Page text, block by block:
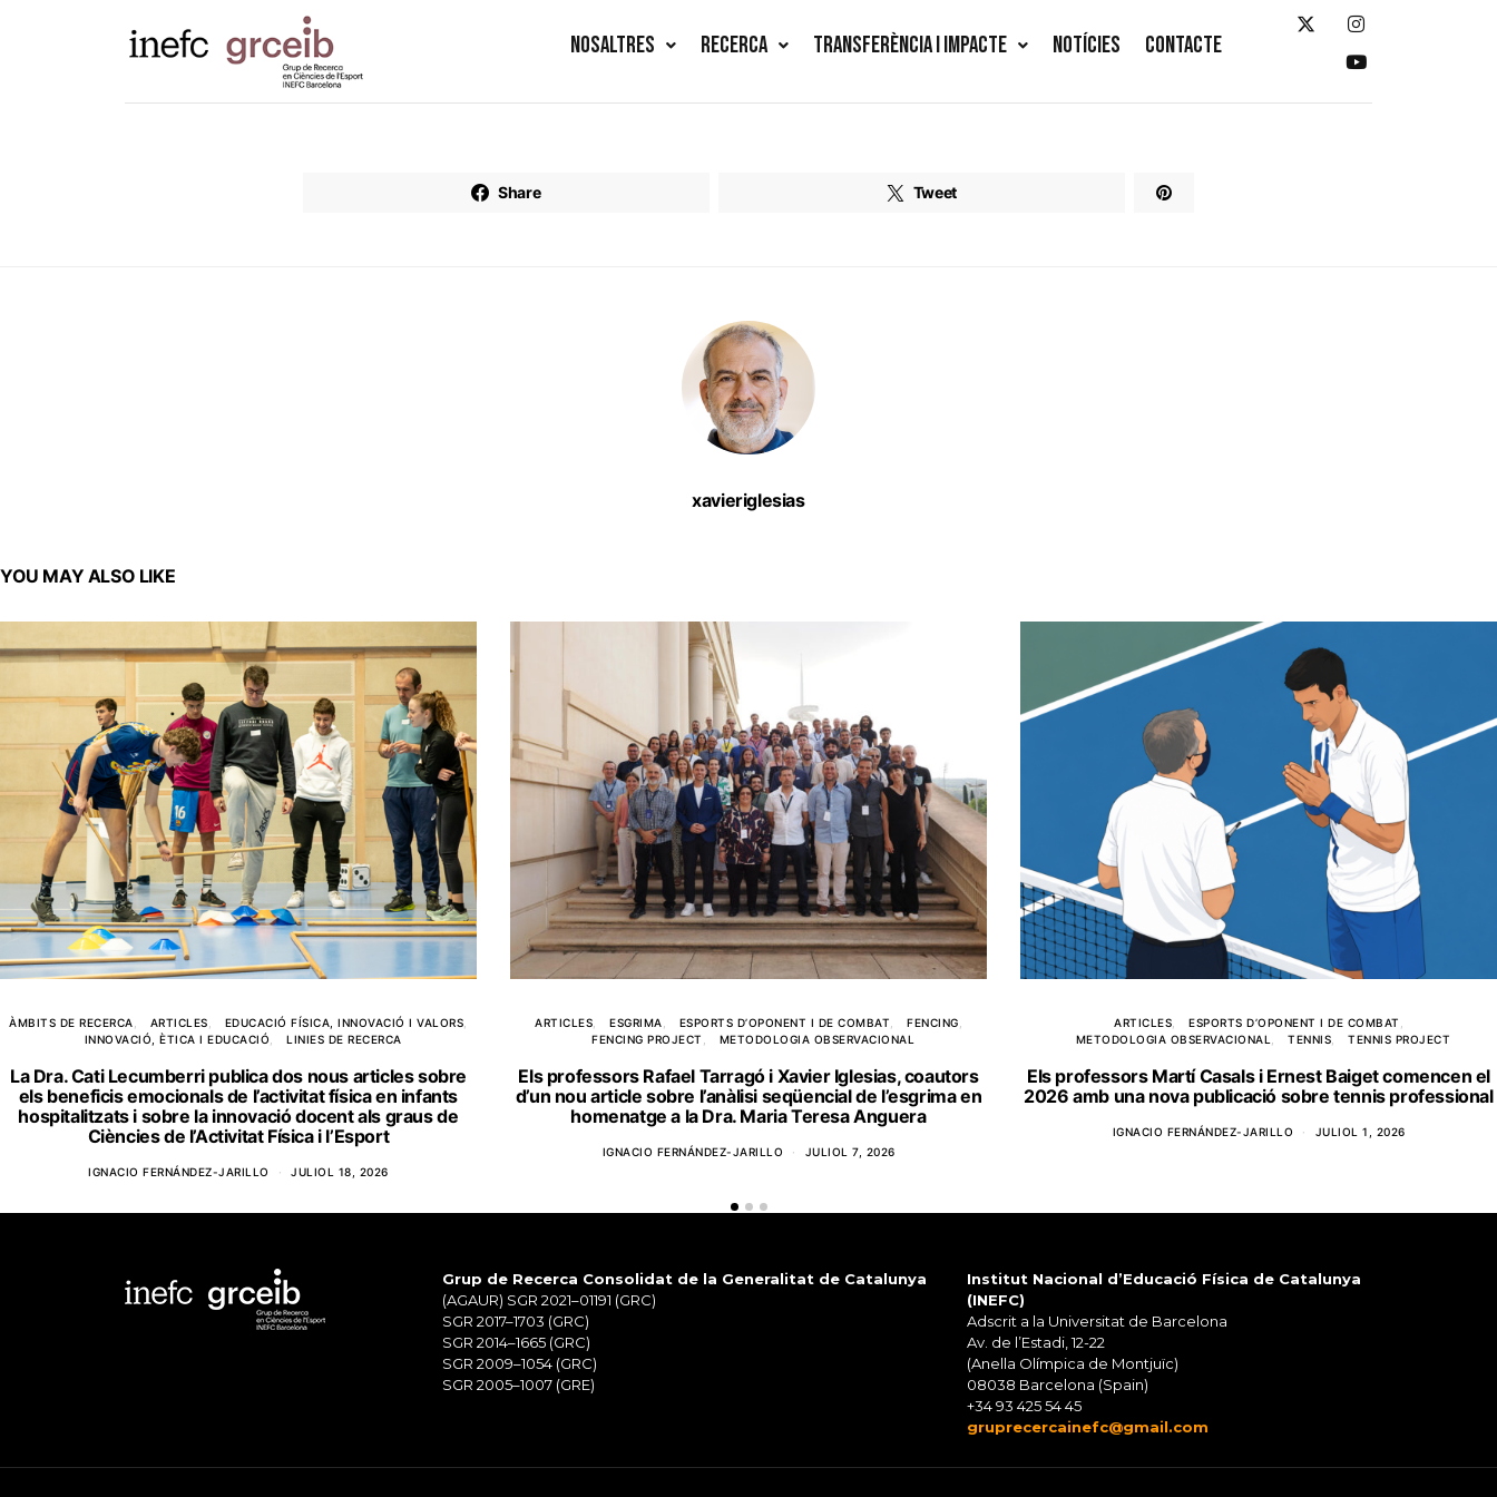
NOSALTRES RECERCA TRANSFERÈNCIA I IMPACTE NOTÍCIES CONTACTE
Share Tweet
xavieriglesias
YOU MAY ALSO LIKE
ÀMBITS DE RECERCA ARTICLES
EDUCACIÓ FÍSICA, INNOVACIÓ I VALORS
INNOVACIÓ, ÈTICA I EDUCACIÓ
LINIES DE RECERCA
La Dra. Cati Lecumberri publica dos nous articles sobre
els beneficis emocionals de l’activitat física en infants
hospitalitzats i sobre la innovació docent als graus de
Ciències de l’Activitat Física i l’Esport
IGNACIO FERNÁNDEZ-JARILLO JULIOL 18, 2026
ARTICLES ESGRIMA ESPORTS D’OPONENT I DE COMBAT
FENCING
FENCING PROJECT
METODOLOGIA OBSERVACIONAL
Els professors Rafael Tarragó i Xavier Iglesias, coautors
d’un nou article sobre l’anàlisi seqüencial de l’esgrima en
homenatge a la Dra. Maria Teresa Anguera
IGNACIO FERNÁNDEZ-JARILLO JULIOL 7, 2026
ARTICLES
ESPORTS D’OPONENT I DE COMBAT
METODOLOGIA OBSERVACIONAL
TENNIS TENNIS PROJECT
Els professors Martí Casals i Ernest Baiget comencen el
2026 amb una nova publicació sobre tennis professional
IGNACIO FERNÁNDEZ-JARILLO JULIOL 1, 2026
Grup de Recerca Consolidat de la Generalitat de Catalunya
(AGAUR) SGR 2021–01191 (GRC)
SGR 2017–1703 (GRC)
SGR 2014–1665 (GRC)
SGR 2009–1054 (GRC)
SGR 2005–1007 (GRE)
Institut Nacional d’Educació Física de Catalunya
(INEFC)
Adscrit a la Universitat de Barcelona
Av. de l’Estadi, 12-22
(Anella Olímpica de Montjuïc)
08038 Barcelona (Spain)
+34 93 425 54 45
gruprecercainefc@gmail.com